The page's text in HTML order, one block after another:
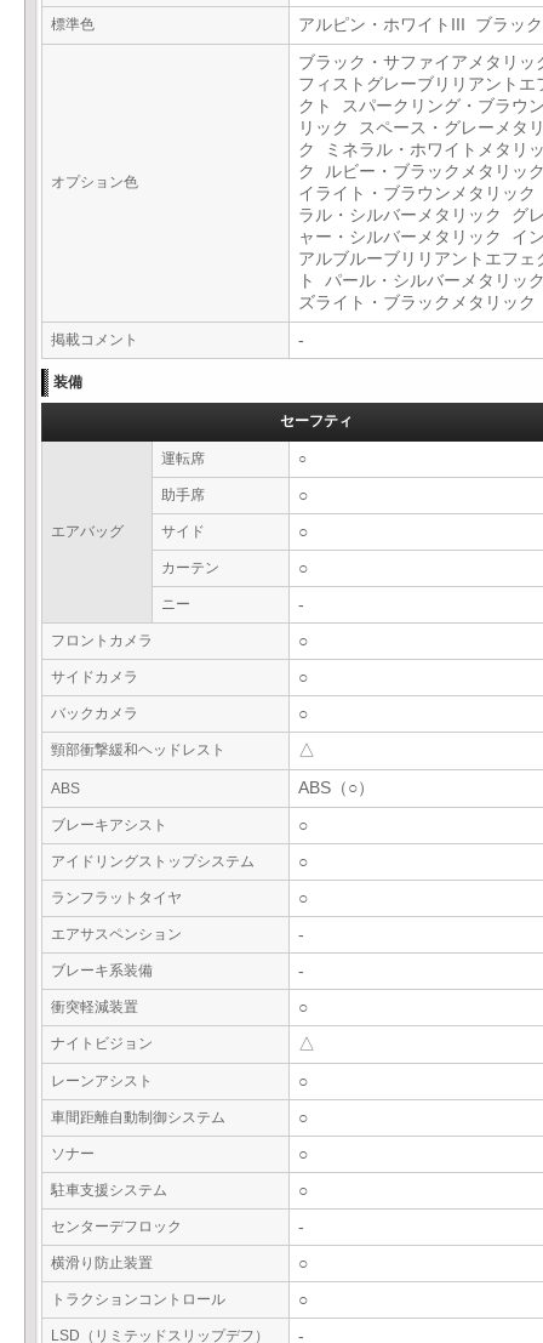
標準色 アルピン・ホワイトIII ブラッ
オプション色
ブラック・サファイアメタリ
フィストグレーブリリアントエ
クト スパークリング・ブラウ
リック スペース・グレーメタ
ク ミネラル・ホワイトメタリ
ク ルビー・ブラックメタリッ
イライト・ブラウンメタリッ
ラル・シルバーメタリック グ
ャー・シルバーメタリック イ
アルブルーブリリアントエフェ
ト パール・シルバーメタリッ
ズライト・ブラックメタリッ
掲載コメント -
装備
セーフティ
エアバッグ
運転席 ○
助手席 ○
サイド ○
カーテン ○
ニー -
フロントカメラ ○
サイドカメラ ○
バックカメラ ○
頸部衝撃緩和ヘッドレスト △
ABS ABS（○）
ブレーキアシスト ○
アイドリングストップシステム ○
ランフラットタイヤ ○
エアサスペンション -
ブレーキ系装備 -
衝突軽減装置 ○
ナイトビジョン △
レーンアシスト ○
車間距離自動制御システム ○
ソナー ○
駐車支援システム ○
センターデフロック -
横滑り防止装置 ○
トラクションコントロール ○
LSD（リミテッドスリップデフ） -